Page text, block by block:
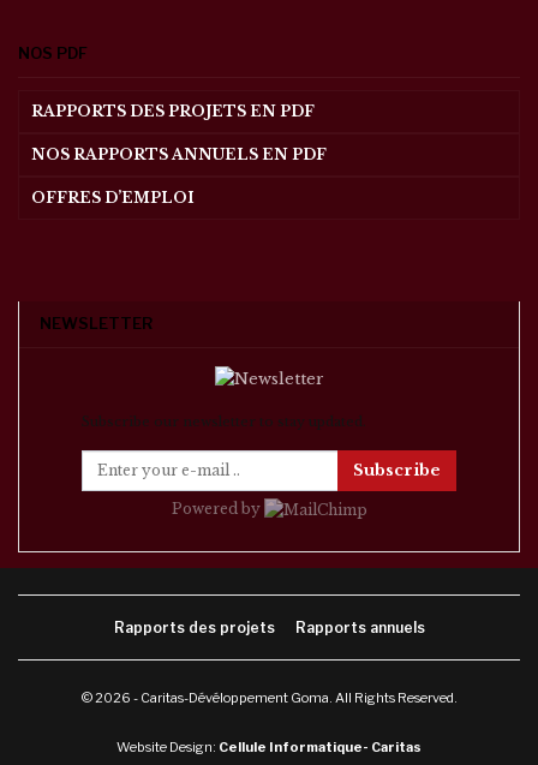
NOS PDF
RAPPORTS DES PROJETS EN PDF
NOS RAPPORTS ANNUELS EN PDF
OFFRES D’EMPLOI
NEWSLETTER
Subscribe our newsletter to stay updated.
Subscribe
Powered by
Rapports des projets Rapports annuels
© 2026 - Caritas-Dévéloppement Goma. All Rights Reserved.
Website Design: Cellule Informatique- Caritas